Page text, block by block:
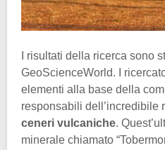
I risultati della ricerca sono
GeoScienceWorld. I
elementi alla base della
responsabili dell’incredibile
ceneri vulcaniche.
minerale chiamato